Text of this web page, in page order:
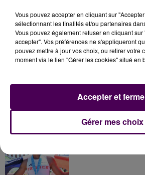
7 août 2026
Gagnez vos pass pour le
11 juillet 2026
Inscrivez-vous au
13h58
Vous pouvez accepter en cliquant sur
sélectionnant les finalités et/ou partenaires
Vous pouvez également refuser en cliquant
accepter". Vos préférences ne s'appliqueront
pouvez mettre à jour vos choix, ou retirer votre
moment via le lien "Gérer les cookies" situé en
Gérer mes choix
Accepter et